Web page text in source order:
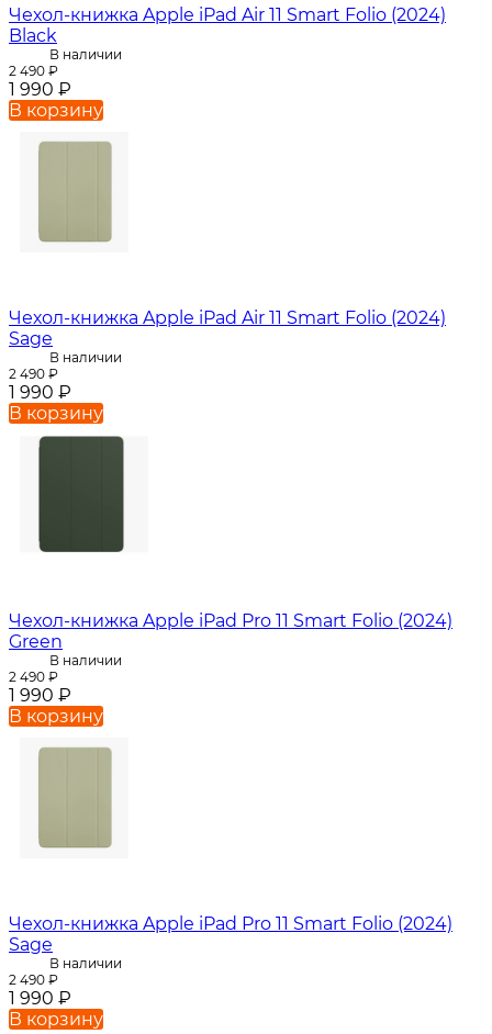
Чехол-книжка Apple iPad Air 11 Smart Folio (2024)
Black
В наличии
2 490 ₽
1 990 ₽
В корзину
Чехол-книжка Apple iPad Air 11 Smart Folio (2024)
Sage
В наличии
2 490 ₽
1 990 ₽
В корзину
Чехол-книжка Apple iPad Pro 11 Smart Folio (2024)
Green
В наличии
2 490 ₽
1 990 ₽
В корзину
Чехол-книжка Apple iPad Pro 11 Smart Folio (2024)
Sage
В наличии
2 490 ₽
1 990 ₽
В корзину